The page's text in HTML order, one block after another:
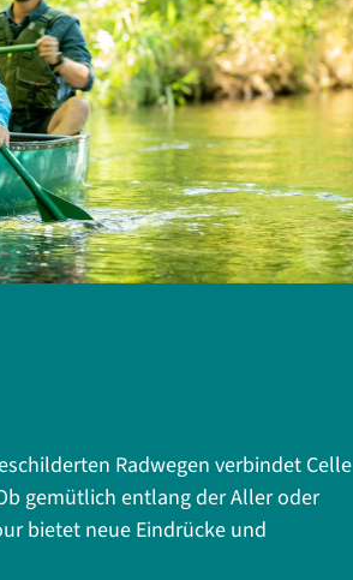
Radwegen verbindet Celle
gemütlich entlang der Aller oder
bietet neue Eindrücke und